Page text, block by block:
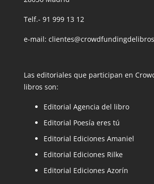
Telf.- 91 999 13 12
e-mail:
Las editoriales que participan en
libros son:
Editorial Agencia del libro
Editorial Poesía eres tú
Editorial Ediciones Amaniel
Editorial Ediciones Rilke
Editorial Ediciones Azorín